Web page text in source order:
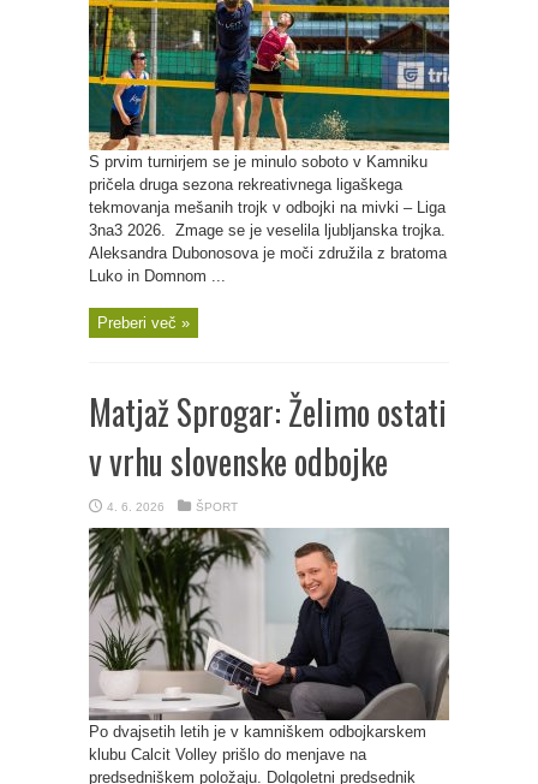
S prvim turnirjem se je minulo soboto v Kamniku
pričela druga sezona rekreativnega ligaškega
tekmovanja mešanih trojk v odbojki na mivki – Liga
3na3 2026. Zmage se je veselila ljubljanska trojka.
Aleksandra Dubonosova je moči združila z bratoma
Luko in Domnom ...
Preberi več »
Matjaž Sprogar: Želimo ostati
v vrhu slovenske odbojke
4. 6. 2026 ŠPORT
Po dvajsetih letih je v kamniškem odbojkarskem
klubu Calcit Volley prišlo do menjave na
predsedniškem položaju. Dolgoletni predsednik